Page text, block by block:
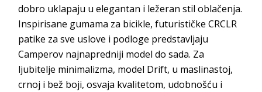
dobro uklapaju u elegantan i ležeran stil oblačenja.
Inspirisane gumama za bicikle, futurističke CRCLR
patike za sve uslove i podloge predstavljaju
Camperov najnapredniji model do sada. Za
ljubitelje minimalizma, model Drift, u maslinastoj,
crnoj i bež boji, osvaja kvalitetom, udobnošću i